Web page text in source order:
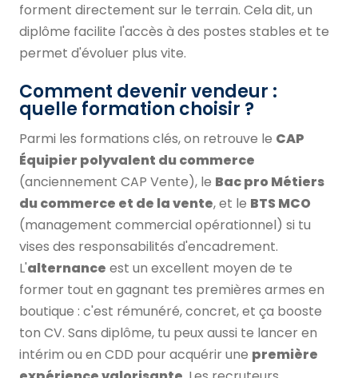
forment directement sur le terrain. Cela dit, un
diplôme facilite l'accès à des postes stables et te
permet d'évoluer plus vite.
Comment devenir vendeur :
quelle formation choisir ?
Parmi les formations clés, on retrouve le CAP
Équipier polyvalent du commerce
(anciennement CAP Vente), le Bac pro Métiers
du commerce et de la vente, et le BTS MCO
(management commercial opérationnel) si tu
vises des responsabilités d'encadrement.
L'alternance est un excellent moyen de te
former tout en gagnant tes premières armes en
boutique : c'est rémunéré, concret, et ça booste
ton CV. Sans diplôme, tu peux aussi te lancer en
intérim ou en CDD pour acquérir une première